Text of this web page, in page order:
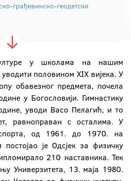
грађевинскo-геодетски
факултет
факултет
факултет
факултет
у школама на нашим
половином XIX вијека. У
обавезног предмета, почела
у Богословији. Гимнастику
уводи Васо Пелагић, и то
равноправан с осталима. У
од 1961. до 1970. на
постојао је Одсјек за физичку
210 наставника. Тек
Универзитета, 13. маја 1980.